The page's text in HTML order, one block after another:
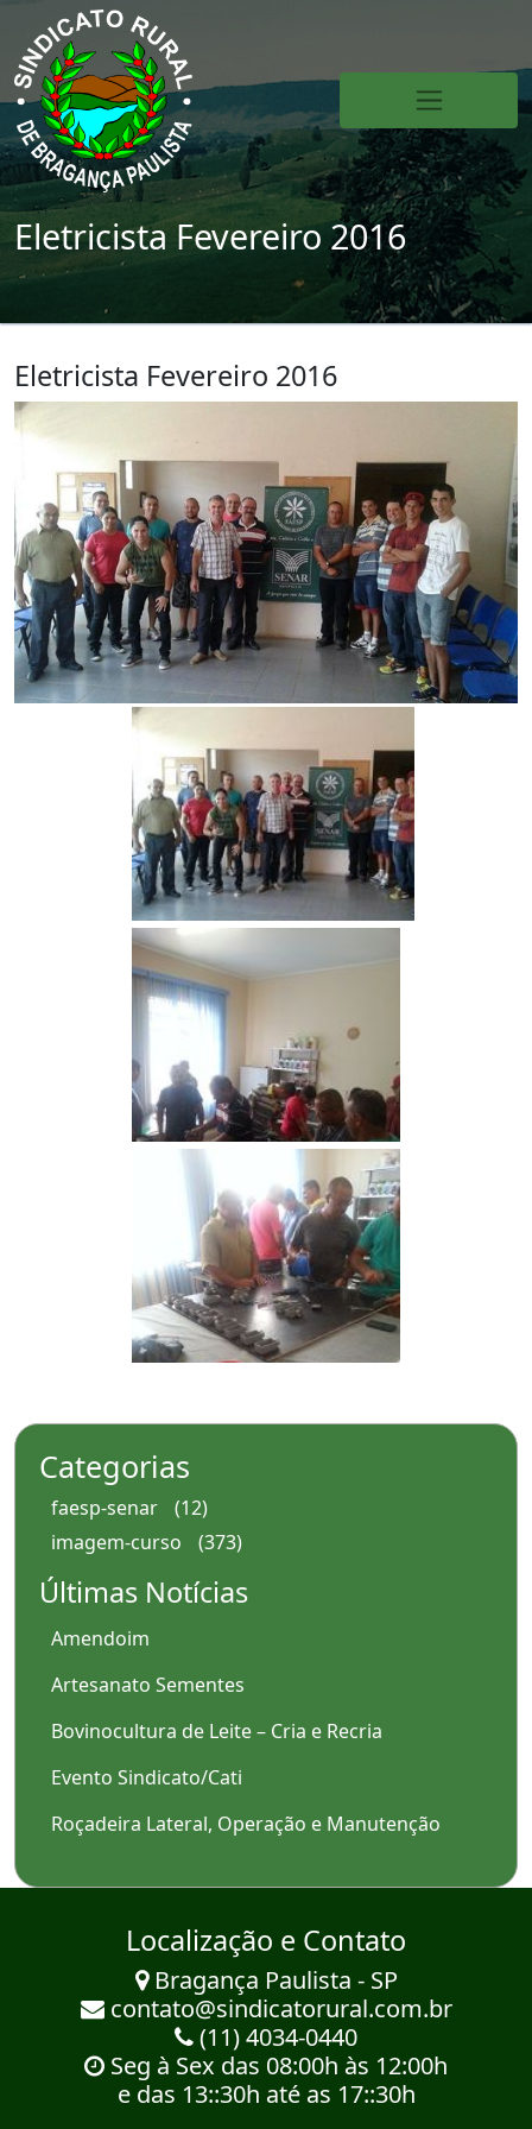
Eletricista Fevereiro 2016
Eletricista Fevereiro 2016
Categorias
faesp-senar
(12)
imagem-curso
(373)
Últimas Notícias
Amendoim
Artesanato Sementes
Bovinocultura de Leite – Cria e Recria
Evento Sindicato/Cati
Roçadeira Lateral, Operação e Manutenção
Localização e Contato
Bragança Paulista - SP
contato@sindicatorural.com.br
(11) 4034-0440
Seg à Sex das 08:00h às 12:00h
e das 13::30h até as 17::30h